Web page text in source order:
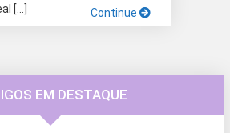
[…]
Continue
EM DESTAQUE